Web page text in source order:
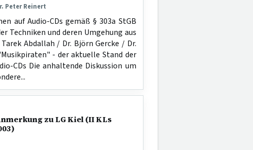
Peter Reinert
auf Audio-CDs gemäß § 303a StGB
Techniken und deren Umgehung aus
Abdallah / Dr. Björn Gercke / Dr.
- der aktuelle Stand der
CDs Die anhaltende Diskussion um
zu LG Kiel (II KLs